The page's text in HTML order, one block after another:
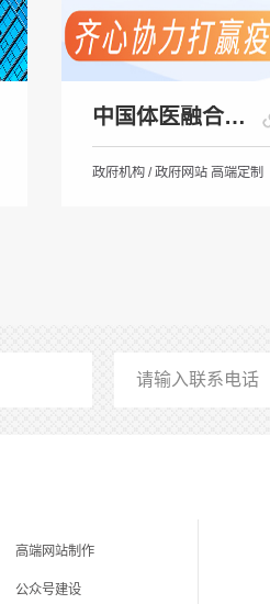
中国体医融合健康网
政府机构 / 政府网站 高端定制
高端网站制作
公众号建设